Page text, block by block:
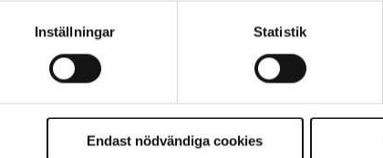
Inställningar Statistik
Endast nödvändiga cookies